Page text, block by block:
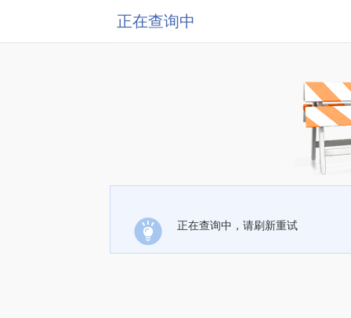
正在查询中
正在查询中，请刷新重试